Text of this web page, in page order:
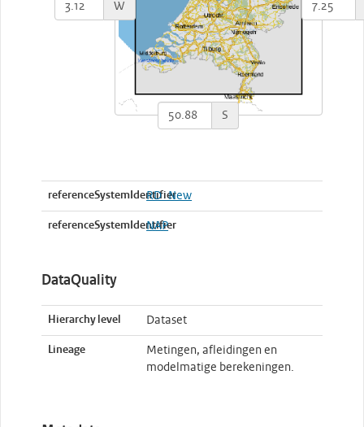
S
W
referenceSystemIdentifier
RD_New
referenceSystemIdentifier
NAP
DataQuality
Hierarchy level Dataset
Lineage
Metingen, afleidingen en
modelmatige berekeningen.